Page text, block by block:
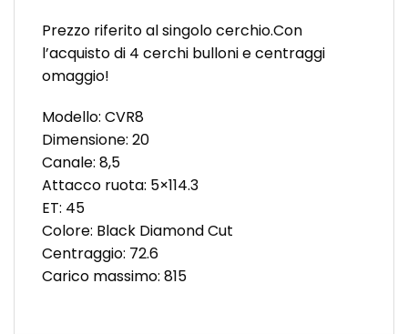
Prezzo riferito al singolo cerchio.Con
l’acquisto di 4 cerchi bulloni e centraggi
omaggio!
Modello: CVR8
Dimensione: 20
Canale: 8,5
Attacco ruota: 5×114.3
ET: 45
Colore: Black Diamond Cut
Centraggio: 72.6
Carico massimo: 815